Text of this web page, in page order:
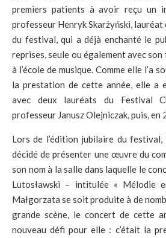
premiers patients à avoir reçu un
professeur Henryk Skarżyński,
du festival, qui a déjà enchanté le
reprises, seule ou également avec
à l’école de musique. Comme elle l’a
la prestation de cette année, elle a
avec deux lauréats du Festival
professeur Janusz Olejniczak, puis, en
Lors de l’édition jubilaire du
décidé de présenter une œuvre du
son nom à la salle dans laquelle le
Lutosławski – intitulée « Mélodie
Małgorzata se soit produite à de
grande scène, le concert de cette
nouveau défi pour elle : c’était la